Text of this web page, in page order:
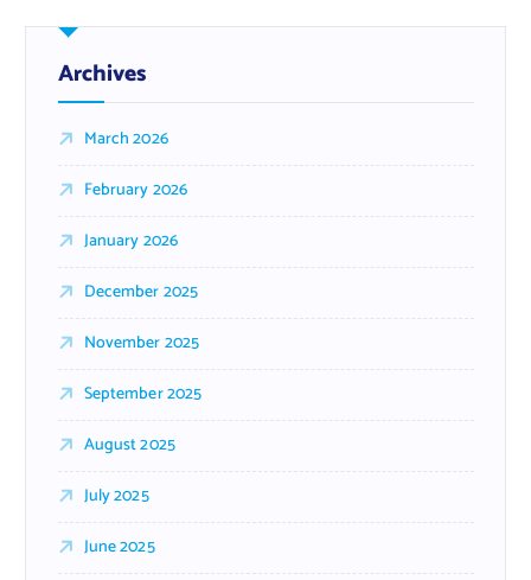
Archives
March 2026
February 2026
January 2026
December 2025
November 2025
September 2025
August 2025
July 2025
June 2025